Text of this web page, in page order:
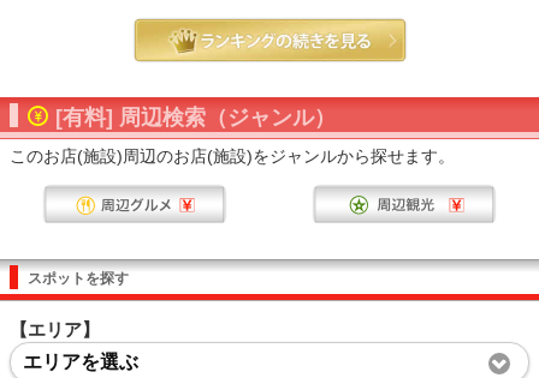
[有料] 周辺検索（ジャンル）
このお店(施設)周辺のお店(施設)をジャンルから探せます。
スポットを探す
【エリア】
エリアを選ぶ